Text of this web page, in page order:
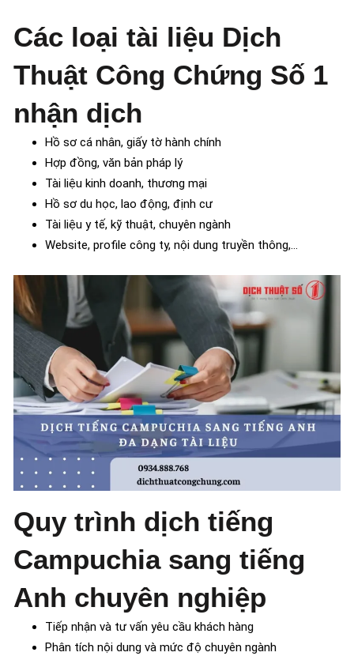
Các loại tài liệu Dịch
Thuật Công Chứng Số 1
nhận dịch
Hồ sơ cá nhân, giấy tờ hành chính
Hợp đồng, văn bản pháp lý
Tài liệu kinh doanh, thương mại
Hồ sơ du học, lao động, định cư
Tài liệu y tế, kỹ thuật, chuyên ngành
Website, profile công ty, nội dung truyền thông,…
Quy trình dịch tiếng
Campuchia sang tiếng
Anh chuyên nghiệp
Tiếp nhận và tư vấn yêu cầu khách hàng
Phân tích nội dung và mức độ chuyên ngành